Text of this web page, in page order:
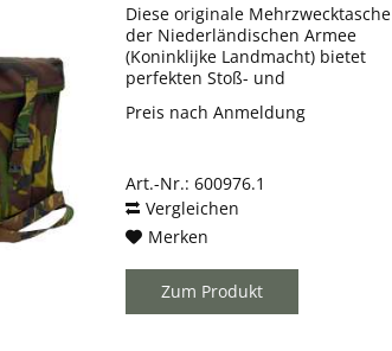
Diese originale Mehrzwecktasche
der Niederländischen Armee
(Koninklijke Landmacht) bietet
perfekten Stoß- und
empfindliche
Anforderungen im militärischen
Einsatz,...
Preis nach Anmeldung
Art.-Nr.: 600976.1
Vergleichen
Merken
Zum Produkt